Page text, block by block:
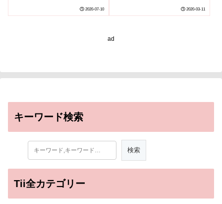
2020-07-10 2020-03-11
ad
キーワード検索
Tii全カテゴリー